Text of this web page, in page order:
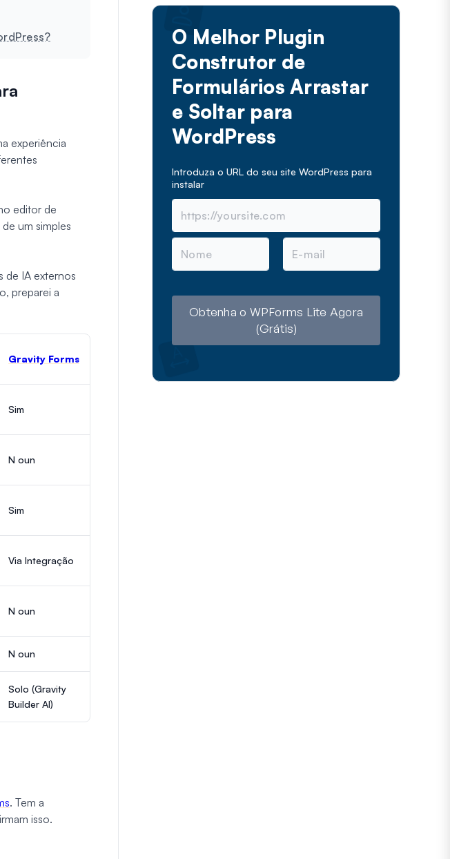
experiência
editor de
um simples
de IA externos
preparei a
Gravity Forms
Sim
N oun
Sim
Via Integração
N oun
N oun
Solo (Gravity
Builder AI)
. Tem a
isso.
O Melhor Plugin
Construtor de
Formulários Arrastar
e Soltar para
WordPress
Introduza o URL do seu site WordPress para
instalar
N
m
E
a
Obtenha o WPForms Lite Agora
(Grátis)